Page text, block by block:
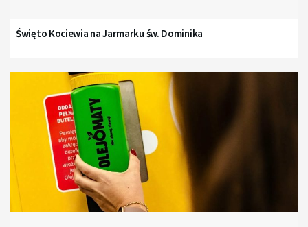
Święto Kociewia na Jarmarku św. Dominika